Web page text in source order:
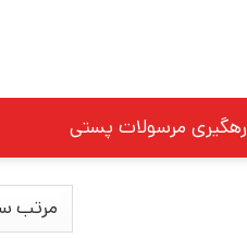
رهگیری مرسولات پستی